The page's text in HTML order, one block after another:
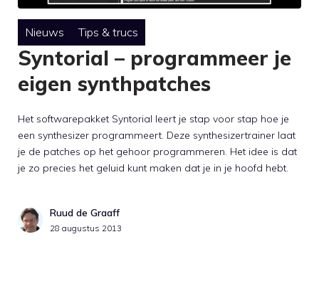
Nieuws Tips & trucs
Syntorial – programmeer je
eigen synthpatches
Het softwarepakket Syntorial leert je stap voor stap hoe je
een synthesizer programmeert. Deze synthesizertrainer laat
je de patches op het gehoor programmeren. Het idee is dat
je zo precies het geluid kunt maken dat je in je hoofd hebt.
Ruud de Graaff
28 augustus 2013